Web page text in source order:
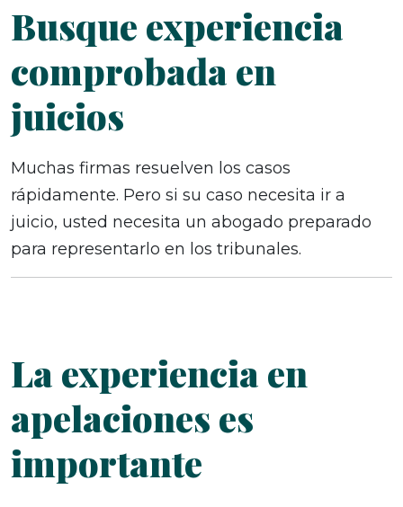
Busque experiencia
comprobada en
juicios
Muchas firmas resuelven los casos
rápidamente. Pero si su caso necesita ir a
juicio, usted necesita un abogado preparado
para representarlo en los tribunales.
La experiencia en
apelaciones es
importante